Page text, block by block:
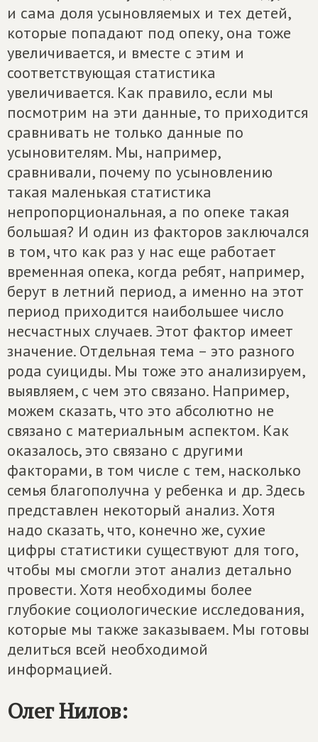
и сама доля усыновляемых и тех детей,
которые попадают под опеку, она тоже
увеличивается, и вместе с этим и
соответствующая статистика
увеличивается. Как правило, если мы
посмотрим на эти данные, то приходится
сравнивать не только данные по
усыновителям. Мы, например,
сравнивали, почему по усыновлению
такая маленькая статистика
непропорциональная, а по опеке такая
большая? И один из факторов заключался
в том, что как раз у нас еще работает
временная опека, когда ребят, например,
берут в летний период, а именно на этот
период приходится наибольшее число
несчастных случаев. Этот фактор имеет
значение. Отдельная тема – это разного
рода суициды. Мы тоже это анализируем,
выявляем, с чем это связано. Например,
можем сказать, что это абсолютно не
связано с материальным аспектом. Как
оказалось, это связано с другими
факторами, в том числе с тем, насколько
семья благополучна у ребенка и др. Здесь
представлен некоторый анализ. Хотя
надо сказать, что, конечно же, сухие
цифры статистики существуют для того,
чтобы мы смогли этот анализ детально
провести. Хотя необходимы более
глубокие социологические исследования,
которые мы также заказываем. Мы готовы
делиться всей необходимой
информацией.
Олег Нилов: